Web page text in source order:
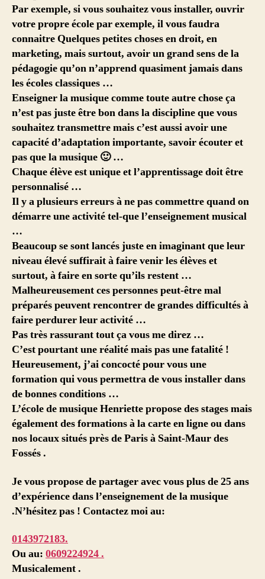
Par exemple, si vous souhaitez vous installer, ouvrir
votre propre école par exemple, il vous faudra
connaitre Quelques petites choses en droit, en
marketing, mais surtout, avoir un grand sens de la
pédagogiequ’on n’apprend quasiment jamais dans
les écoles classiques …
Enseigner la musique comme toute autre chose ça
n’est pas juste être bon dans la discipline que vous
souhaitez transmettre mais c’est aussi avoir une
capacité d’adaptation importante, savoir écouter et
pas que la musique 🙂 …
Chaque élève est unique et l’apprentissage doit être
personnalisé …
Il y a plusieurs erreurs à ne pas commettre quand on
démarre une activité tel-que l’enseignement musical
…
Beaucoup se sont lancés juste en imaginant que leur
niveau élevé suffirait à faire venir les élèves et
surtout, à faire en sorte qu’ils restent …
Malheureusement ces personnes peut-être mal
préparés peuvent rencontrer de grandes difficultés à
faire perdurer leuractivité …
Pas très rassurant tout ça vous me direz …
C’est pourtant une réalité mais pas une fatalité !
Heureusement, j’ai concocté pour vous une
formationqui vous permettra de vous installer dans
de bonnes conditions …
L’école de musique Henriettepropose des stages mais
également des formations à la carte en ligne ou dans
nos locaux situés près deParisà Saint-Maur des
Fossés .
Je vous propose de partager avec vous plus de 25 ans
d’expérience dans l’enseignement de la musique
.N’hésitez pas ! Contactez moi au:
0143972183.
Ou au: 0609224924 .
Musicalement .